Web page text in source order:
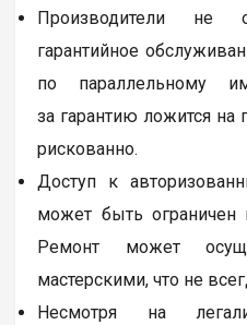
Производители не
гарантийное
по параллельному
за гарантию ложится
рискованно.
Доступ к
может быть ограничен
Ремонт может
мастерскими, что не
Несмотря на